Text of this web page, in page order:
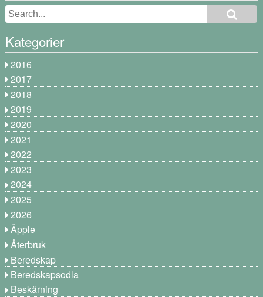
Kategorier
2016
2017
2018
2019
2020
2021
2022
2023
2024
2025
2026
Äpple
Återbruk
Beredskap
Beredskapsodla
Beskärning